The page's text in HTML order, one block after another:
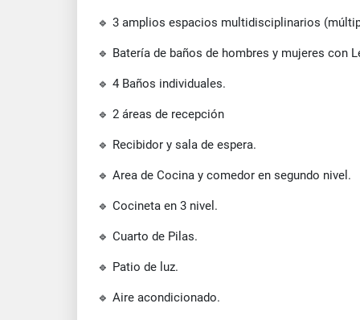
🔹 3 amplios espacios multidisciplinarios
🔹 Batería de baños de hombres y mujeres con
🔹 4 Baños individuales.
🔹 2 áreas de recepción
🔹 Recibidor y sala de espera.
🔹 Area de Cocina y comedor en segundo nivel.
🔹 Cocineta en 3 nivel.
🔹 Cuarto de Pilas.
🔹 Patio de luz.
🔹 Aire acondicionado.